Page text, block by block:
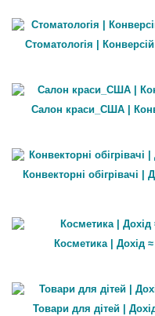
Стоматологія |
Салон краси_США |
Конвекторні обігрівачі |
Косметика | Дохід
Товари для дітей |